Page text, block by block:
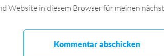
Website in diesem Browser für meinen